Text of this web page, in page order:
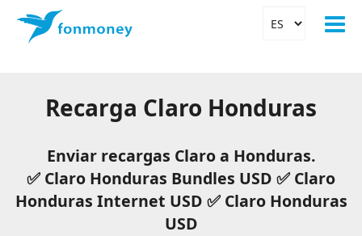
Recarga Claro Honduras
Enviar recargas Claro a Honduras.
✅ Claro Honduras Bundles USD ✅ Claro
Honduras Internet USD ✅ Claro Honduras
USD